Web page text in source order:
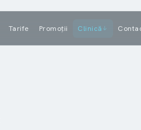
Tarife Promoții Clinică ↓